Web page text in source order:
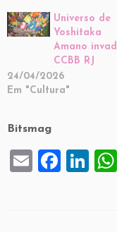
Universo de
Yoshitaka
Amano
CCBB RJ
24/04/2026
Em "Cultura"
Bitsmag
E
F
Li